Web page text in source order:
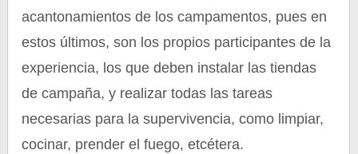
acantonamientos de los campamentos, pues en
estos últimos, son los propios participantes de la
experiencia, los que deben instalar las tiendas
de campaña, y realizar todas las tareas
necesarias para la supervivencia, como limpiar,
cocinar, prender el fuego, etcétera.